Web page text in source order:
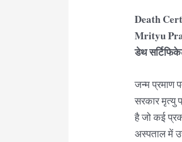
Death
Mrityu
डेथ
जन्म प्रमाण
सरकार मृत्यु
है जो कई
अस्पताल में